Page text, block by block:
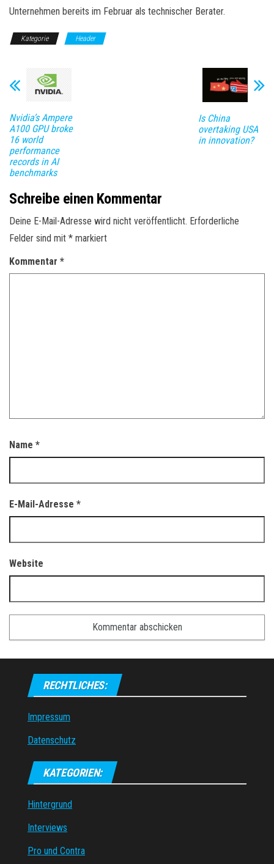
Unternehmen bereits im Februar als technischer Berater.
Kategorie Header
Nvidia’s Ampere
A100 GPU broke
16 world
performance
records in AI
benchmarks
Is China
overtaking USA
in innovation?
Schreibe einen Kommentar
Deine E-Mail-Adresse wird nicht veröffentlicht. Erforderliche
Felder sind mit * markiert
Kommentar *
Name *
E-Mail-Adresse *
Website
RECHTLICHES:
Impressum
Datenschutz
KATEGORIEN:
Hintergrund
Interviews
Pro und Contra